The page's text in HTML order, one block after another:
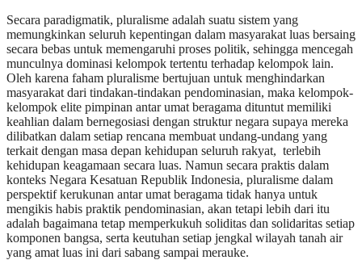
Secara paradigmatik, pluralisme adalah suatu sistem yang
memungkinkan seluruh kepentingan dalam masyarakat luas bersaing
secara bebas untuk memengaruhi proses politik, sehingga mencegah
munculnya dominasi kelompok tertentu terhadap kelompok lain.
Oleh karena faham pluralisme bertujuan untuk menghindarkan
masyarakat dari tindakan-tindakan pendominasian, maka kelompok-
kelompok elite pimpinan antar umat beragama dituntut memiliki
keahlian dalam bernegosiasi dengan struktur negara supaya mereka
dilibatkan dalam setiap rencana membuat undang-undang yang
terkait dengan masa depan kehidupan seluruh rakyat, terlebih
kehidupan keagamaan secara luas. Namun secara praktis dalam
konteks Negara Kesatuan Republik Indonesia, pluralisme dalam
perspektif kerukunan antar umat beragama tidak hanya untuk
mengikis habis praktik pendominasian, akan tetapi lebih dari itu
adalah bagaimana tetap memperkukuh soliditas dan solidaritas setiap
komponen bangsa, serta keutuhan setiap jengkal wilayah tanah air
yang amat luas ini dari sabang sampai merauke.